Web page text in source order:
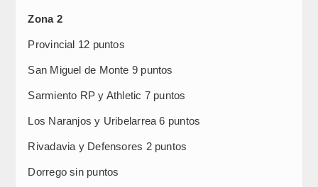
Zona 2
Provincial 12 puntos
San Miguel de Monte 9 puntos
Sarmiento RP y Athletic 7 puntos
Los Naranjos y Uribelarrea 6 puntos
Rivadavia y Defensores 2 puntos
Dorrego sin puntos